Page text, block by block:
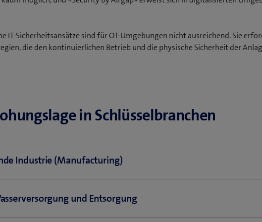
IT-Sicherheitsansätze sind für OT-Umgebungen nicht ausreichend. Sie
die den kontinuierlichen Betrieb und die physische Sicherheit der
in Schlüsselbranchen
Industrie (Manufacturing)
Ausschuss und Lieferverzögerungen verursachen schnell hohe
und Entsorgung